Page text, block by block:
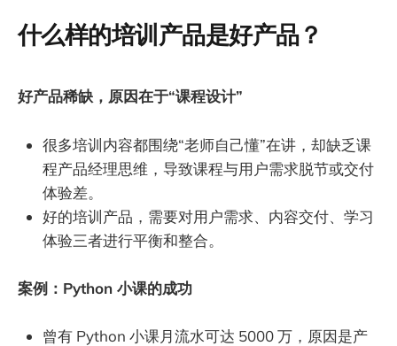
什么样的培训产品是好产品？
好产品稀缺，原因在于“课程设计”
很多培训内容都围绕“老师自己懂”在讲，却缺乏课
程产品经理思维，导致课程与用户需求脱节或交付
体验差。
好的培训产品，需要对用户需求、内容交付、学习
体验三者进行平衡和整合。
案例：Python 小课的成功
曾有 Python 小课月流水可达 5000 万，原因是产